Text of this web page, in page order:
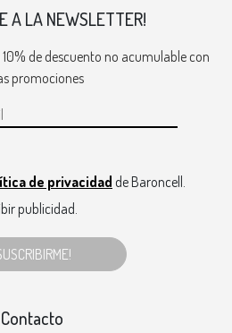
A LA NEWSLETTER!
de descuento no acumulable con
promociones
de privacidad de Baroncell.
publicidad.
Contacto